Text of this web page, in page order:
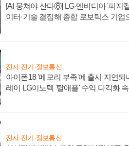
[AI 뭉쳐야 산다⑧] LG·엔비디아 '피지
이터·기술 결집해 종합 로보틱스 기업
전자·전기·정보통신
아이폰18 '메모리 부족'에 출시 지연
레이 LG이노텍 '탈애플' 수익 다각화
전자·전기·정보통신